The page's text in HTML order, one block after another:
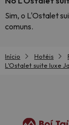
Sim, o L'Ostalet
comuns.
Início Hotéis
L'Ostalet suite luxe